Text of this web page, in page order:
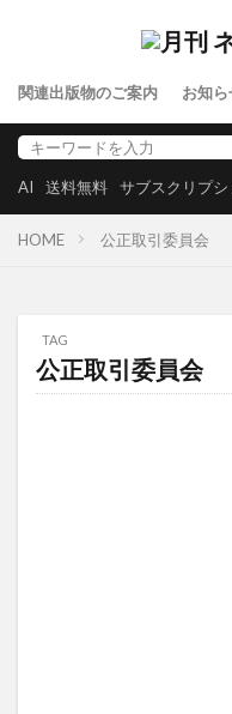
関連出版物のご案内 お知ら
AI 送料無料 サブスクリプシ
HOME 公正取引委員会
TAG
公正取引委員会